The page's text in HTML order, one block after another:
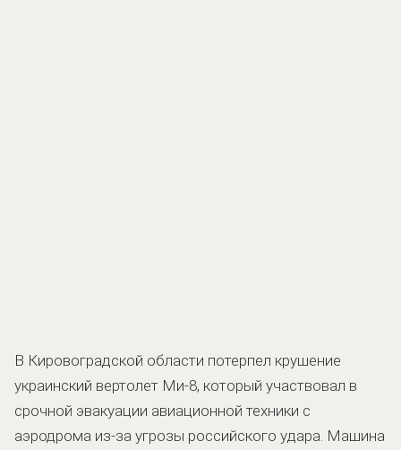
В Кировоградской области потерпел крушение
украинский вертолет Ми-8, который участвовал в
срочной эвакуации авиационной техники с
аэродрома из-за угрозы российского удара. Машина